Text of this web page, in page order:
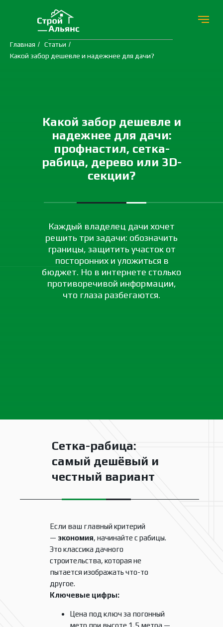
Главная / Статьи /
Какой забор дешевле и надежнее для дачи?
Какой забор дешевле и
надежнее для дачи:
профнастил, сетка-
рабица, дерево или 3D-
секции?
Каждый владелец дачи хочет
решить три задачи: обозначить
границы, защитить участок от
посторонних и уложиться в
бюджет. Но в интернете столько
противоречивой информации,
что глаза разбегаются.
Если ваш главный критерий
— экономия, начинайте с рабицы.
Это классика дачного
строительства, которая не
пытается изображать что-то
другое.
Ключевые цифры:
Цена под ключ за погонный
метр при высоте 1,5 метра —
Сетка-рабица:
самый дешёвый и
честный вариант